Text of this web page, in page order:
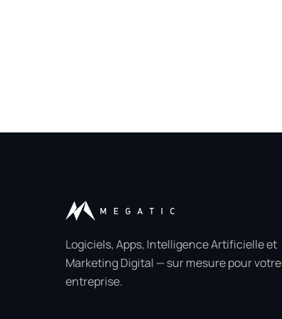
Logiciels, Apps, Intelligence Artificielle et
Marketing Digital — sur mesure pour votre
entreprise.